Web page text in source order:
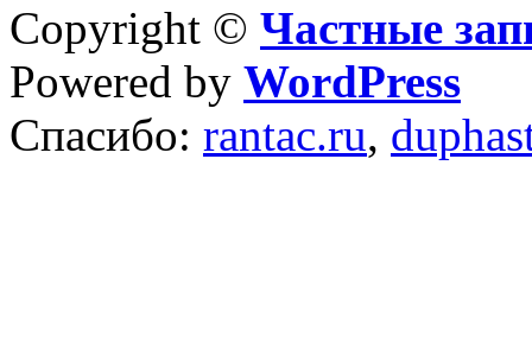
Copyright © Частные
Powered by WordPress
Спасибо: rantac.ru,